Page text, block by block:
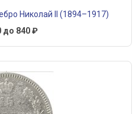
Николай II (1894–1917)
до 840 ₽